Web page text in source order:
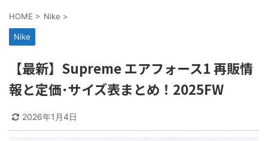
HOME > Nike >
Nike
【最新】Supreme エアフォース1 再販情
報と定価･サイズ表まとめ！2025FW
2026年1月4日